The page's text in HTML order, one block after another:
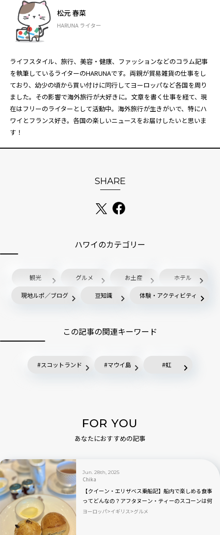
松元 春菜
HARUNA ライター
ライフスタイル、旅行、美容・健康、ファッションなどのコラム記事
を執筆しているライターのHARUNAです。両親が貿易雑貨の仕事をし
ており、幼少の頃から買い付けに同行してヨーロッパなど各国を周り
ました。その影響で海外旅行が大好きに。文章を書く仕事を経て、現
在はフリーのライターとして活動中。海外旅行が生きがいで、特にハ
ワイとフランス好き。各国の楽しいニュースをお届けしたいと思いま
す！
SHARE
ハワイのカテゴリー
観光 グルメ お土産 ホテル
現地ルポ／ブログ 豆知識 体験・アクティビティ
この記事の関連キーワード
スコットランド マウイ島 虹
FOR YOU
あなたにおすすめの記事
Jun. 28th, 2025
Chika
【クイーン・エリザベス乗船記】船内で楽しめる食事
ってどんなの？アフタヌーン・ティーのスコーンは何
度でも食べたい！
ヨーロッパ イギリス グルメ